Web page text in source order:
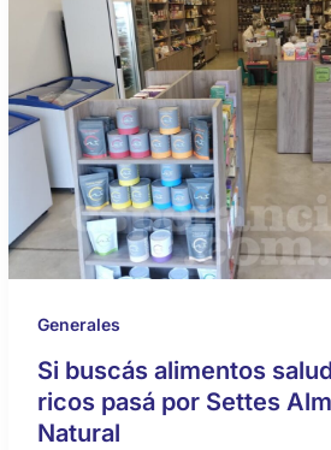
Generales
Si buscás alimentos
ricos pasá por Settes
Natural